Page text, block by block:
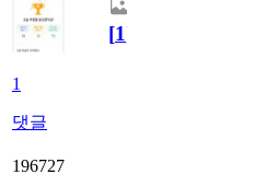
1
댓글
[1]
196727